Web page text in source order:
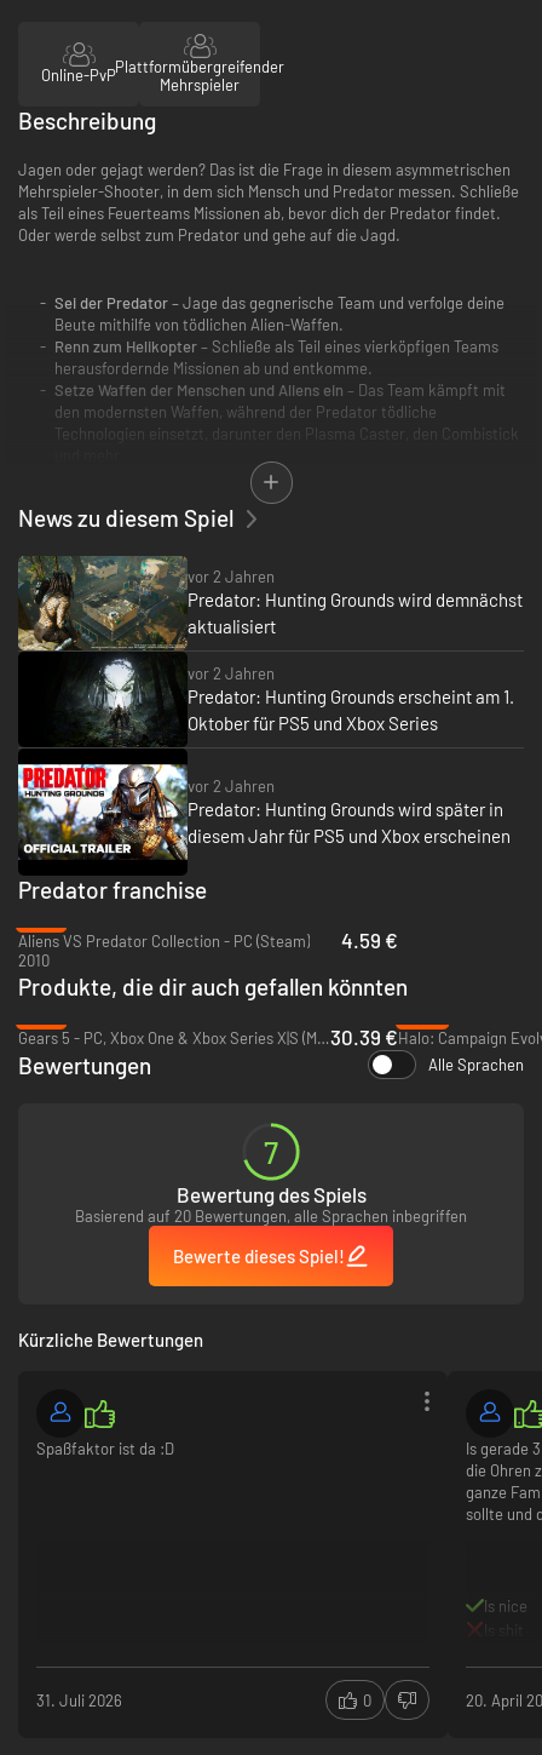
Online-PvPPlattformübergreifender
Mehrspieler
Beschreibung
Jagen oder gejagt werden? Das ist die Frage in diesem asymmetrischen
Mehrspieler-Shooter, in dem sich Mensch und Predator messen. Schließe
als Teil eines Feuerteams Missionen ab, bevor dich der Predator findet.
Oder werde selbst zum Predator und gehe auf die Jagd.
Sei der Predator– Jage das gegnerische Team und verfolge deine
Beute mithilfe von tödlichen Alien-Waffen.
Renn zum Helikopter– Schließe als Teil eines vierköpfigen Teams
herausfordernde Missionen ab und entkomme.
Setze Waffen der Menschen und Aliens ein – Das Team kämpft mit
den modernsten Waffen, während der Predator tödliche
Technologien einsetzt, darunter den Plasma Caster, den Combistick
News zu diesem Spiel
vor 2 Jahren
Predator: Hunting Grounds wird demnächst
aktualisiert
vor 2 Jahren
Predator: Hunting Grounds erscheint am 1.
Oktober für PS5 und Xbox Series
vor 2 Jahren
Predator: Hunting Grounds wird später in
diesem Jahr für PS5 und Xbox erscheinen
Predator franchise
Aliens VS Predator Collection - PC (Steam)
2010
4.59 €
Produkte, die dir auch gefallen könnten
Gears 5 - PC, Xbox One & Xbox Series X|S (Microsoft Store)30.39 €
Bewertungen Alle Sprachen
7
Bewertung des Spiels
Basierend auf 20 Bewertungen, alle Sprachen inbegriffen
Bewerte dieses Spiel!
Kürzliche Bewertungen
Spaßfaktor ist da :D
31. Juli 2026 0
Is gerade
die Ohren
ganze
sollte und
Is nice
20. April